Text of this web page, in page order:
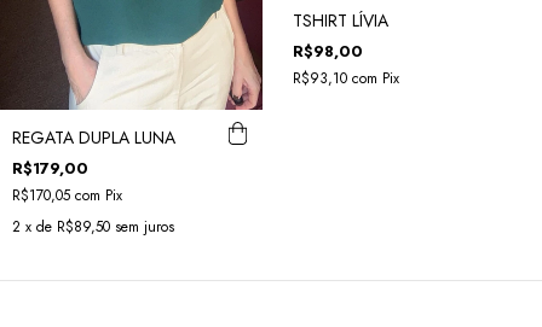
REGATA DUPLA LUNA
R$179,00
R$170,05 com Pix
2 x de R$89,50 sem juros
TSHIRT LÍVIA
R$98,00
R$93,10 com Pix